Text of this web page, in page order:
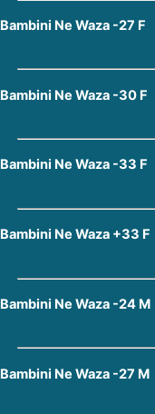
Bambini Ne Waza -27 F
Bambini Ne Waza -30 F
Bambini Ne Waza -33 F
Bambini Ne Waza +33 F
Bambini Ne Waza -24 M
Bambini Ne Waza -27 M